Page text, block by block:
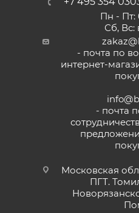
Пн - Пт:
Сб, Вс:
- почта по
интернет-
- почта
Московская
ПГТ.